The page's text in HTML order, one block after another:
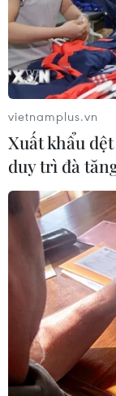
Đắk Lắk
Thanh Hóa
Theo dõi
TIN LIÊN
vietnamplus.vn
Xuất khẩu
duy trì đà